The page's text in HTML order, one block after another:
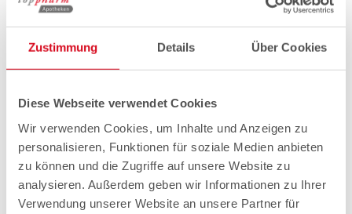
Zustimmung Details Über Cookies
Diese Webseite verwendet Cookies
Wir verwenden Cookies, um Inhalte und Anzeigen zu
personalisieren, Funktionen für soziale Medien anbieten
zu können und die Zugriffe auf unsere Website zu
analysieren. Außerdem geben wir Informationen zu Ihrer
Verwendung unserer Website an unsere Partner für